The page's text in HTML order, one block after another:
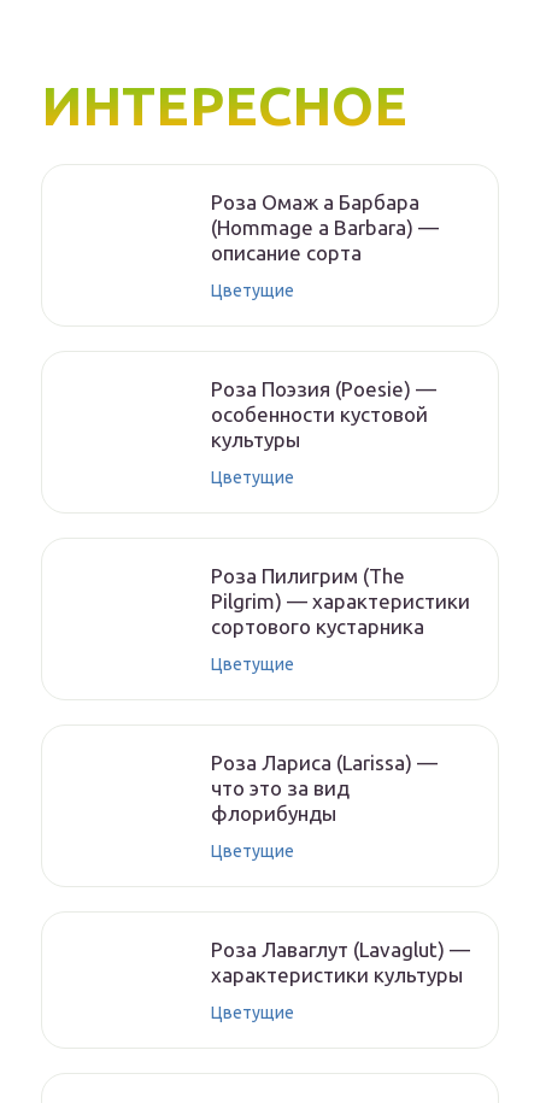
ИНТЕРЕСНОЕ
Роза Омаж а Барбара
(Hommage a Barbara) —
описание сорта
Цветущие
Роза Поэзия (Poesie) —
особенности кустовой
культуры
Цветущие
Роза Пилигрим (The
Pilgrim) — характеристики
сортового кустарника
Цветущие
Роза Лариса (Larissa) —
что это за вид
флорибунды
Цветущие
Роза Лаваглут (Lavaglut) —
характеристики культуры
Цветущие